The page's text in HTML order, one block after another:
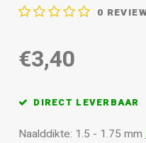
0
€3,40
DIRECT LEVERBAAR
Naalddikte: 1.5 - 1.75 mm